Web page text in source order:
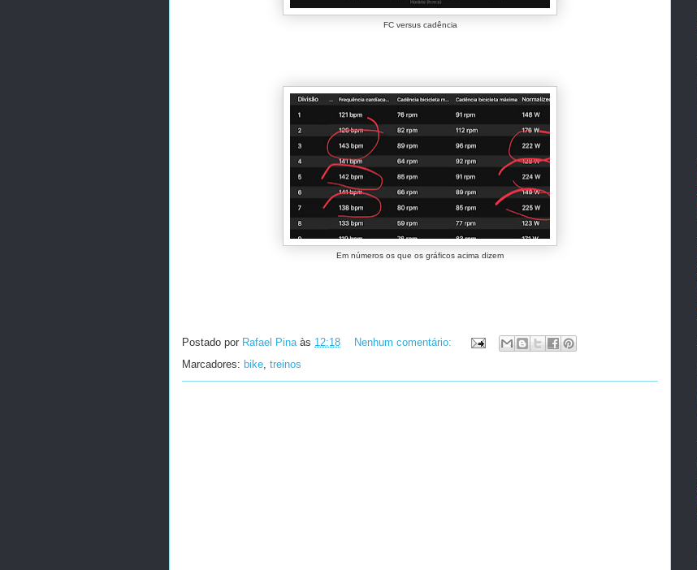
FC versus cadência
Em números os que os gráficos acima dizem
Postado por Rafael Pina às 12:18
Nenhum comentário:
Marcadores: bike treinos